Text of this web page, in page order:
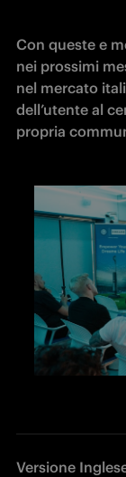
Con queste e
nei prossimi
nel mercato
dell’utente al
propria
Versione